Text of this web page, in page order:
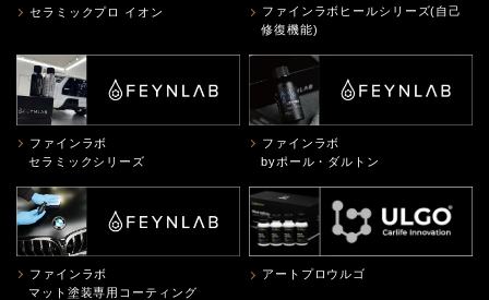
セラミックプロ イオン
ファインラボヒールシリーズ(自己
修復機能)
ファインラボ
セラミックシリーズ
ファインラボ
byポール・ダルトン
ファインラボ
マット塗装専用コーティング
アートプロウルゴ